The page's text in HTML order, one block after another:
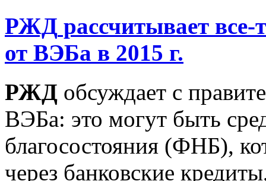
РЖД рассчитывает
от ВЭБа в 2015 г.
РЖД обсуждает с
ВЭБа: это могут быть
благосостояния (ФНБ),
через банковские